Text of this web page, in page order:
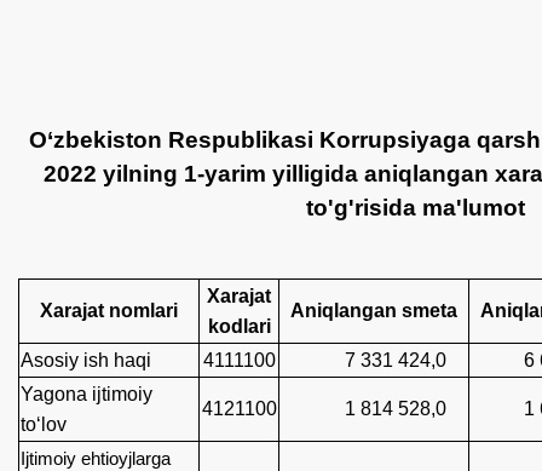
O‘zbekiston Respublikasi Korrupsiyaga
2022 yilning 1-yarim yilligida aniqlangan
to'g'risida ma'lumot
Xarajat nomlari
Xarajat
kodlari
Aniqlangan smeta
Asosiy ish haqi 4111100 7 331 424,0
6
Yagona ijtimoiy
to‘lov
4121100 1 814 528,0 1
Ijtimoiy ehtioyjlarga